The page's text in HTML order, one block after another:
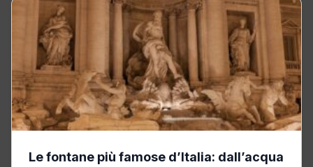
Le fontane più famose d’Italia: dall’acqua